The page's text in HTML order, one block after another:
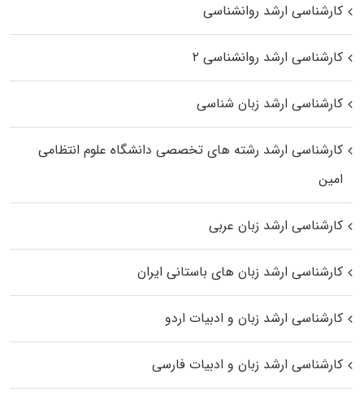
کارشناسی ارشد روانشناسی
کارشناسی ارشد روانشناسی ۲
کارشناسی ارشد زبان شناسی
کارشناسی ارشد رﺷﺘﻪ ﻫﺎی تخصصی داﻧﺸﮕﺎه ﻋﻠﻮم انتظامی
اﻣﻴﻦ
کارشناسی ارشد زبان عربی
کارشناسی ارشد زبان‌ های باستانی ایران
کارشناسی ارشد زبان و ادبیات اردو
کارشناسی ارشد زبان و ادبیات فارسی